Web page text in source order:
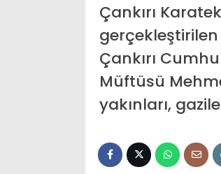
Çankırı
gerçekleştirilen
Çankırı
Müftüsü
yakınları,